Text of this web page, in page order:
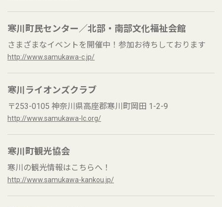
寒川町民センター／北部・南部文化福祉会館
さまざまなイベントを開催中！参加お待ちしております
http://www.samukawa-c.jp/
寒川ライオンズクラブ
〒253-0105 神奈川県高座郡寒川町岡田 1-2-9
http://www.samukawa-lc.org/
寒川町観光協会
寒川の観光情報はこちらへ！
http://www.samukawa-kankou.jp/